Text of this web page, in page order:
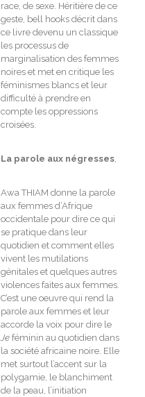
race, de sexe. Héritière de ce
geste, bell hooks décrit dans
ce livre devenu un classique
les processus de
marginalisation des femmes
noires et met en critique les
féminismes blancs et leur
difficulté à prendre en
compte les oppressions
croisées.
La parole aux négresses,
Awa THIAM donne la parole
aux femmes d’Afrique
occidentale pour dire ce qui
se pratique dans leur
quotidien et comment elles
vivent les mutilations
génitales et quelques autres
violences faites aux femmes.
C’est une oeuvre qui rend la
parole aux femmes et leur
accorde la voix pour dire le
Jeféminin au quotidien dans
la société africaine noire. Elle
met surtout l’accent sur la
polygamie, le blanchiment
de la peau, l’initiation